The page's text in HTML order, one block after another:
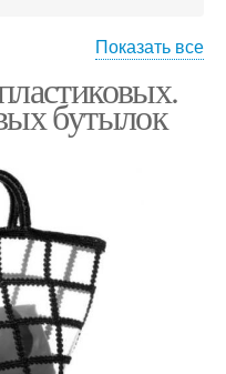
Пляжные сумки
Показать все
бутылок